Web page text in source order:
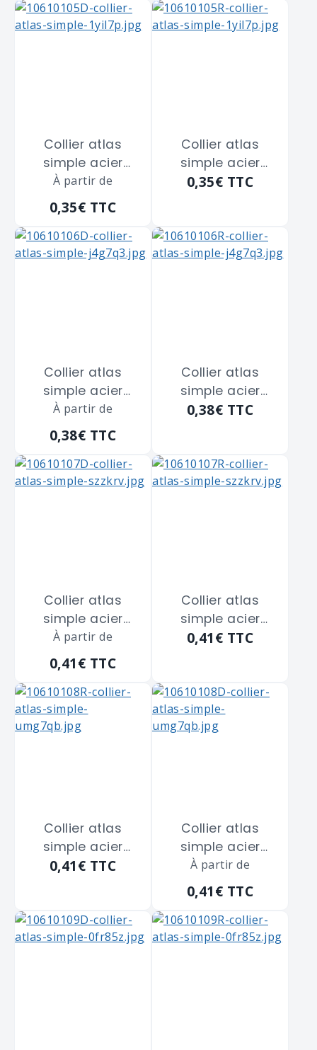
Collier atlas
simple acier
zingué blanc
SCELL-IT "CS14" de
diamètre 14 m/m
À partir de
0,35€ TTC
Collier atlas
simple acier
zingué blanc
0,35€ TTC
Collier atlas
simple acier
zingué blanc
SCELL-IT "CS16" de
diamètre 16 m/m
À partir de
0,38€ TTC
Collier atlas
simple acier
zingué blanc
0,38€ TTC
Collier atlas
simple acier
zingué blanc
SCELL-IT "CS18" de
diamètre 18 m/m
À partir de
0,41€ TTC
Collier atlas
simple acier
zingué blanc
0,41€ TTC
Collier atlas
simple acier
zingué blanc
m/m
0,41€ TTC
Collier atlas
simple acier
zingué blanc
SCELL-IT "CS20"
de diamètre 20
m/m
À partir de
0,41€ TTC